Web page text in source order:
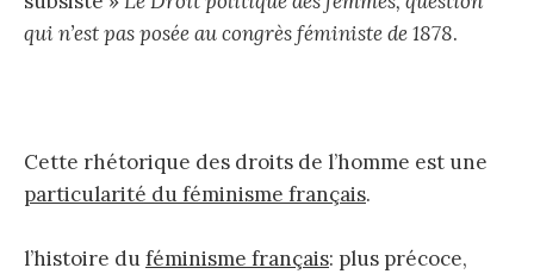
qui n’est pas posée au congrès féministe de 1878.
Cette rhétorique des droits de l’homme est une
particularité du féminisme français.
l’histoire duféminisme français: plus précoce,